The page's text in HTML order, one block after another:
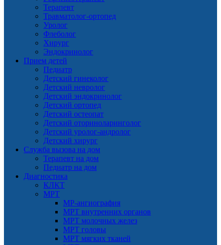
Терапевт
Травматолог-ортопед
Уролог
Флеболог
Хирург
Эндокринолог
Прием детей
Педиатр
Детский гинеколог
Детский невролог
Детский эндокринолог
Детский ортопед
Детский остеопат
Детский оториноларинголог
Детский уролог-андролог
Детский хирург
Служба вызова на дом
Терапевт на дом
Педиатр на дом
Диагностика
КЛКТ
МРТ
МР-ангиография
МРТ внутренних органов
МРТ молочных желез
МРТ головы
МРТ мягких тканей